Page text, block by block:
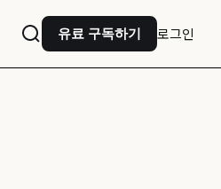
유료 구독하기 로그인